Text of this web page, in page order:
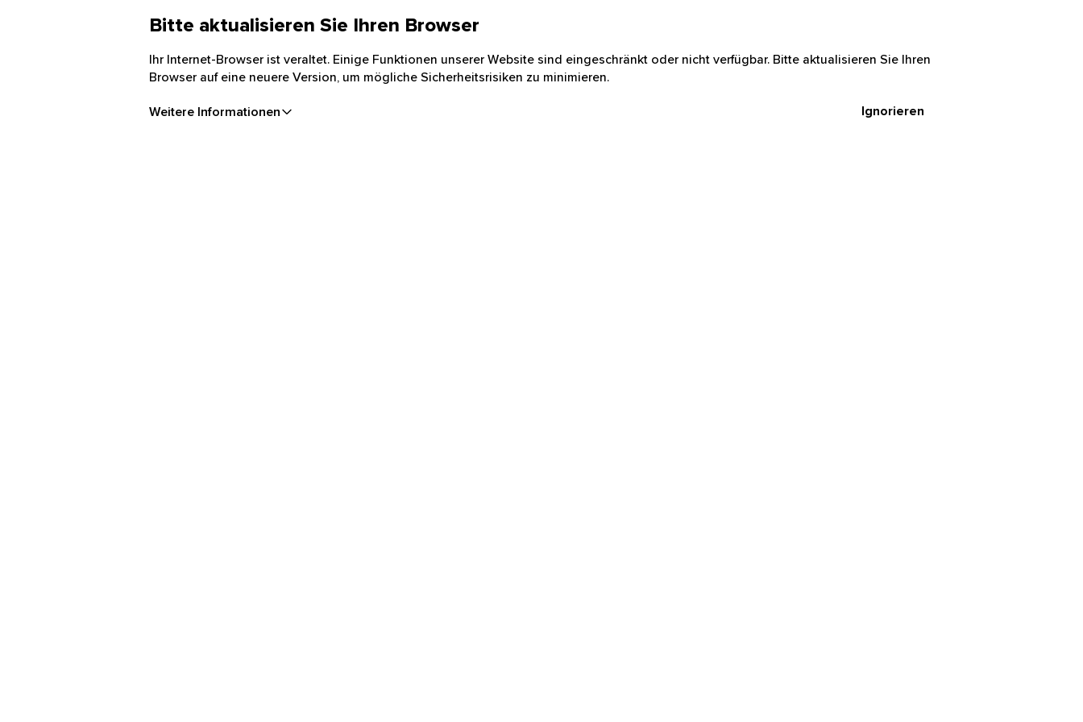
Bitte aktualisieren Sie Ihren Browser
Ihr Internet-Browser ist veraltet. Einige Funktionen unserer Website sind eingeschränkt oder nicht verfügbar. Bitte aktualisieren Sie Ihren
Browser auf eine neuere Version, um mögliche Sicherheitsrisiken zu minimieren.
Weitere Informationen Ignorieren